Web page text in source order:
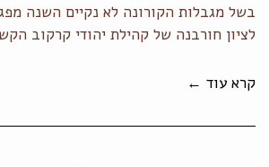
בשל מגבלות הקורונה לא נקיים השנה
לציון חורבנה של קהילת יהודי קרקוב הקש
קרא עוד ←